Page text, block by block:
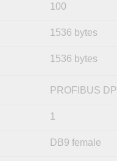
100
1536 bytes
1536 bytes
PROFIBUS DP
1
DB9 female